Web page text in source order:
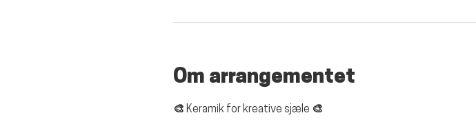
Om arrangementet
🎨 Keramik for kreative sjæle 🎨